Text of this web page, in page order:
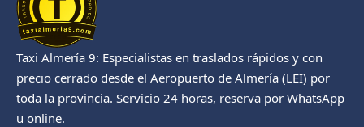
Taxi Almería 9: Especialistas en traslados rápidos y con
precio cerrado desde el Aeropuerto de Almería (LEI) por
toda la provincia. Servicio 24 horas, reserva por WhatsApp
u online.